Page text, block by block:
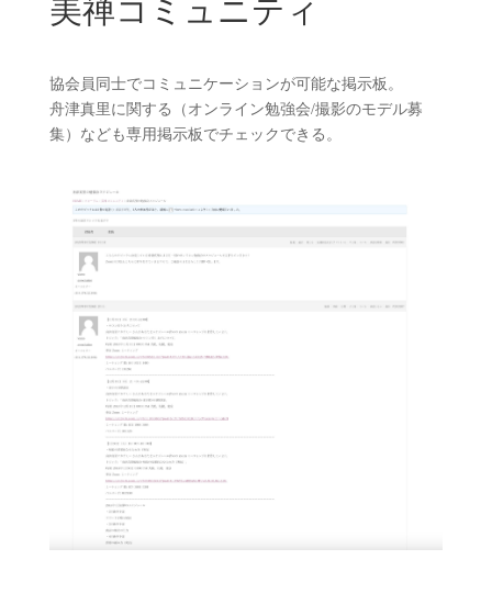
美禅コミュニティ
協会員同士でコミュニケーションが可能な掲示板。
舟津真里に関する（オンライン勉強会/撮影のモデル募
集）なども専用掲示板でチェックできる。